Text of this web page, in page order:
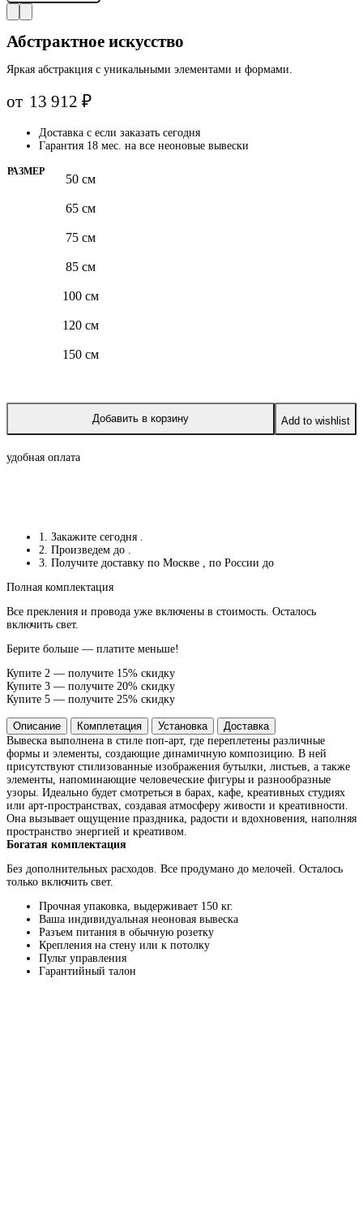
Абстрактное искусство
Яркая абстракция с уникальными элементами и формами.
от 13 912₽
Доставка с если заказать сегодня
Гарантия 18 мес. на все неоновые вывески
РАЗМЕР
50 см
65 см
75 см
85 см
100 см
120 см
150 см
Добавить в корзину Add to wishlist
удобная оплата
1. Закажите сегодня
2. Произведем до
3. Получите доставку по Москве
, по России до
Полная комплектация
Все прекления и провода уже включены в стоимость. Осталось
включить свет.
Берите больше — платите меньше!
Купите 2 — получите 15% скидку
Купите 3 — получите 20% скидку
Купите 5 — получите 25% скидку
Описание Комплетация Установка
Доставка
Вывеска выполнена в стиле поп-арт, где переплетены различные
формы и элементы, создающие динамичную композицию. В ней
присутствуют стилизованные изображения бутылки, листьев, а также
элементы, напоминающие человеческие фигуры и разнообразные
узоры. Идеально будет смотреться в барах, кафе, креативных студиях
или арт-пространствах, создавая атмосферу живости и креативности.
Она вызывает ощущение праздника, радости и вдохновения, наполняя
пространство энергией и креативом.
Богатая комплектация
Без дополнительных расходов. Все продумано до мелочей. Осталось
только включить свет.
Прочная упаковка, выдерживает 150 кг.
Ваша индивидуальная неоновая вывеска
Разъем питания в обычную розетку
Крепления на стену или к потолку
Пульт управления
Гарантийный талон